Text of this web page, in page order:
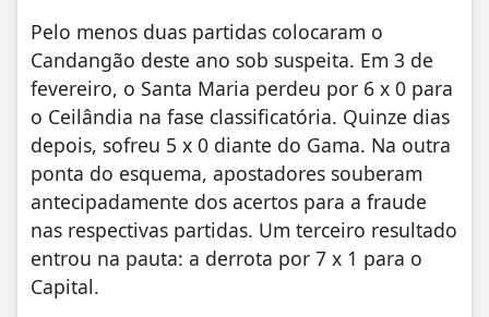
Pelo menos duas partidas colocaram o
Candangão deste ano sob suspeita. Em 3 de
fevereiro, o Santa Maria perdeu por 6 x 0 para
o Ceilândia na fase classificatória. Quinze dias
depois, sofreu 5 x 0 diante do Gama. Na outra
ponta do esquema, apostadores souberam
antecipadamente dos acertos para a fraude
nas respectivas partidas. Um terceiro resultado
entrou na pauta: a derrota por 7 x 1 para o
Capital.